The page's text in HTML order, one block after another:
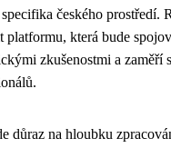
českého prostředí.
která bude
zkušenostmi a zaměří
důraz na hloubku